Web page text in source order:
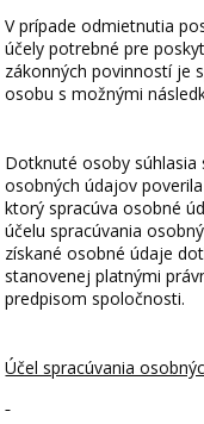
V prípade odmietnutia
účely potrebné pre
zákonných povinností je
osobu s možnými
Dotknuté osoby
osobných údajov
ktorý spracúva osobné
účelu spracúvania
získané osobné údaje
stanovenej platnými
predpisom spoločnosti.
Účel spracúvania